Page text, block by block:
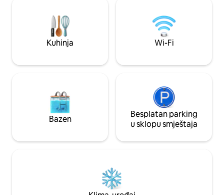
(najmanje 24 sata
dodatnu
Kuhinja Wi-Fi
Bazen
Besplatan parking
u sklopu smještaja